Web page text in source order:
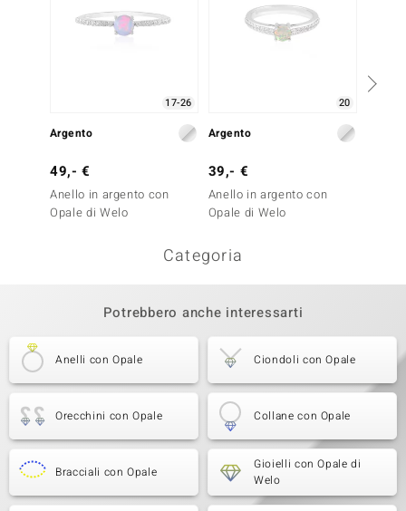
17-26
Argento
49,- €
Anello in argento con
Opale di Welo
20
Argento
39,- €
Anello in argento con
Opale di Welo
Categoria
Potrebbero anche interessarti
Anelli con Opale Ciondoli con Opale
Orecchini con Opale Collane con Opale
Bracciali con Opale
Gioielli con Opale di
Welo